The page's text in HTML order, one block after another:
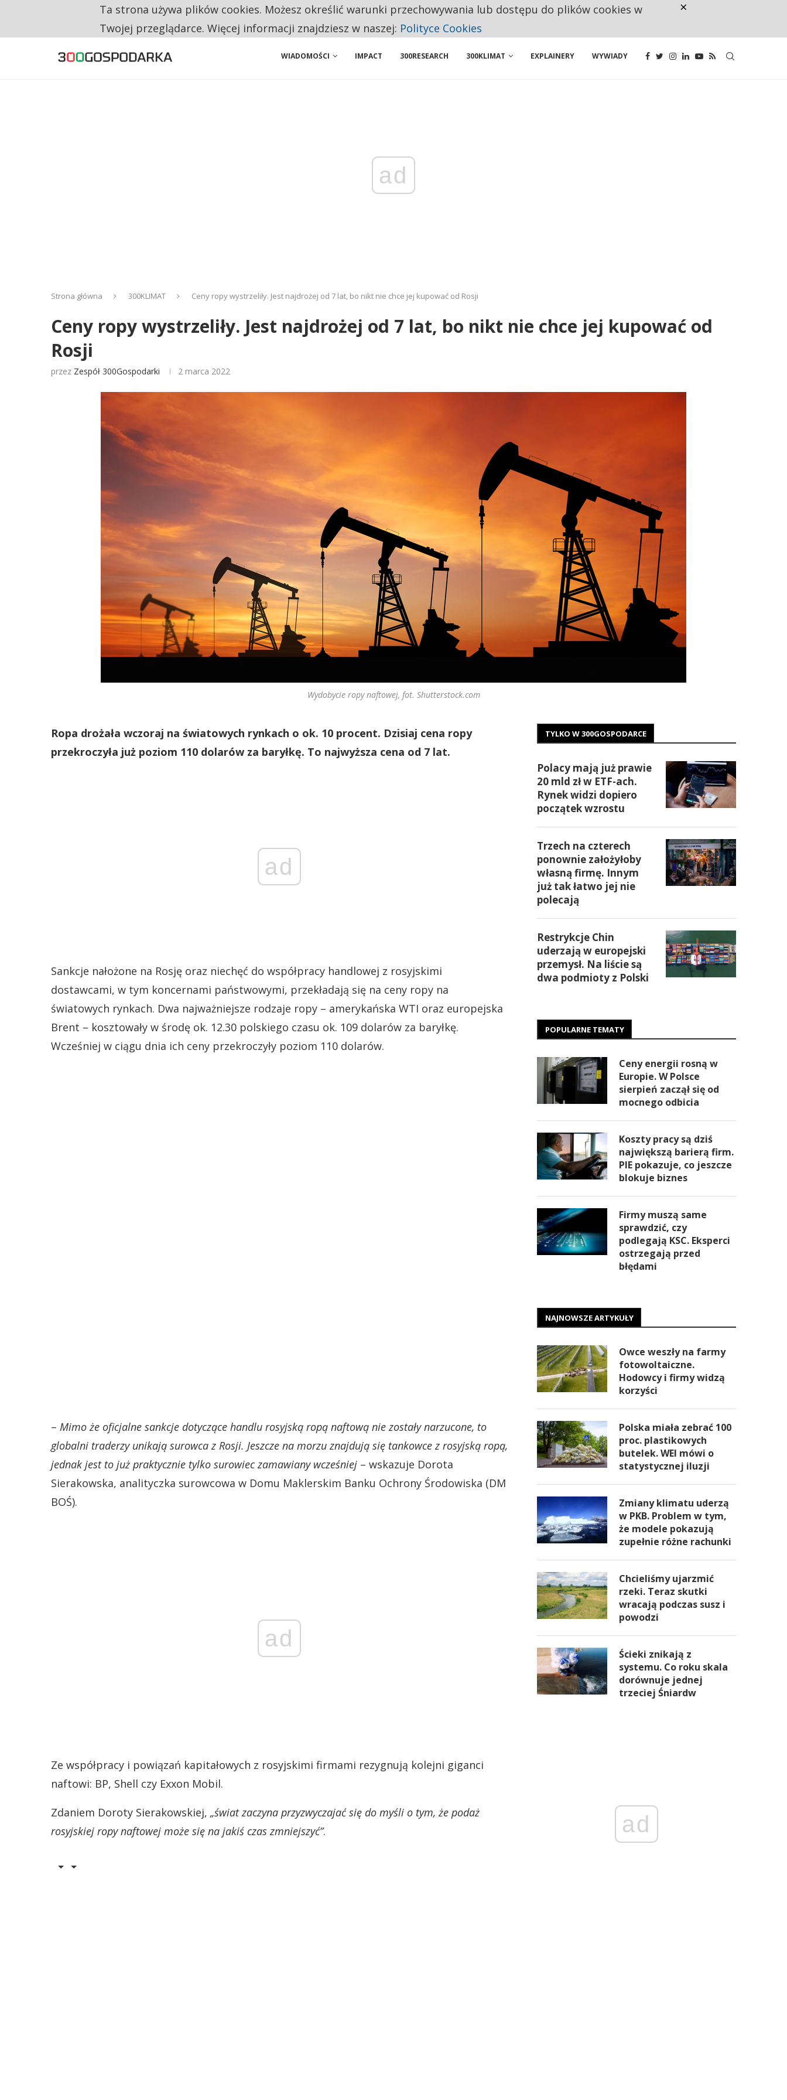
RESTRYKCJE CHIN UDERZAJĄ W EUROPEJSKI PRZEMYSŁ. NA LIŚCIE SĄ DWA PODMIOTY Z POLSKI
WIADOMOŚCI IMPACT 300RESEARCH 300KLIMAT EXPLAINERY WYWIADY
ad
Strona główna 300KLIMAT Ceny ropy wystrzeliły. Jest najdrożej od 7 lat, bo nikt nie chce jej kupować od Rosji
Ceny ropy wystrzeliły. Jest najdrożej od 7 lat, bo nikt nie chce jej kupować od
Rosji
przez Zespół 300Gospodarki 2 marca 2022
Wydobycie ropy naftowej, fot. Shutterstock.com
Ropa drożała wczoraj na światowych rynkach o ok. 10 procent. Dzisiaj cena ropy
przekroczyła już poziom 110 dolarów za baryłkę. To najwyższa cena od 7 lat.
ad
Sankcje nałożone na Rosję oraz niechęć do współpracy handlowej z rosyjskimi
dostawcami, w tym koncernami państwowymi, przekładają się na ceny ropy na
światowych rynkach. Dwa najważniejsze rodzaje ropy – amerykańska WTI oraz europejska
Brent – kosztowały w środę ok. 12.30 polskiego czasu ok. 109 dolarów za baryłkę.
Wcześniej w ciągu dnia ich ceny przekroczyły poziom 110 dolarów.
– Mimo że oficjalne sankcje dotyczące handlu rosyjską ropą naftową nie zostały narzucone, to
globalni traderzy unikają surowca z Rosji. Jeszcze na morzu znajdują się tankowce z rosyjską ropą,
jednak jest to już praktycznie tylko surowiec zamawiany wcześniej – wskazuje Dorota
Sierakowska, analityczka surowcowa w Domu Maklerskim Banku Ochrony Środowiska (DM
BOŚ).
ad
Ze współpracy i powiązań kapitałowych z rosyjskimi firmami rezygnują kolejni giganci
naftowi: BP, Shell czy Exxon Mobil.
Zdaniem Doroty Sierakowskiej, „świat zaczyna przyzwyczajać się do myśli o tym, że podaż
rosyjskiej ropy naftowej może się na jakiś czas zmniejszyć”.
TYLKO W 300GOSPODARCE
Polacy mają już prawie
20 mld zł w ETF-ach.
Rynek widzi dopiero
początek wzrostu
Trzech na czterech
ponownie założyłoby
własną firmę. Innym
już tak łatwo jej nie
polecają
Restrykcje Chin
uderzają w europejski
przemysł. Na liście są
dwa podmioty z Polski
POPULARNE TEMATY
Ceny energii rosną w
Europie. W Polsce
sierpień zaczął się od
mocnego odbicia
Koszty pracy są dziś
największą barierą firm.
PIE pokazuje, co jeszcze
blokuje biznes
Firmy muszą same
sprawdzić, czy
podlegają KSC. Eksperci
ostrzegają przed
błędami
NAJNOWSZE ARTYKUŁY
Owce weszły na farmy
fotowoltaiczne.
Hodowcy i firmy widzą
korzyści
Polska miała zebrać 100
proc. plastikowych
butelek. WEI mówi o
statystycznej iluzji
Zmiany klimatu uderzą
w PKB. Problem w tym,
że modele pokazują
zupełnie różne rachunki
Chcieliśmy ujarzmić
rzeki. Teraz skutki
wracają podczas susz i
powodzi
Ścieki znikają z
systemu. Co roku skala
dorównuje jednej
trzeciej Śniardw
ad
Ta strona używa plików cookies. Możesz określić warunki przechowywania lub dostępu do plików cookies w
Twojej przeglądarce. Więcej informacji znajdziesz w naszej: Polityce Cookies
×